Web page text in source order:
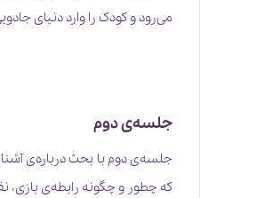
می‌رود و کودک را وارد دنیای
جلسه‌ی دوم
جلسه‌‌ی دوم با بحث درباره‌ی
که چطور و چگونه رابطه‌ی بازی،